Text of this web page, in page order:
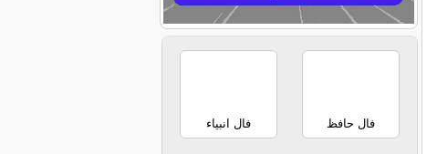
فال حافظ فال انبیاء